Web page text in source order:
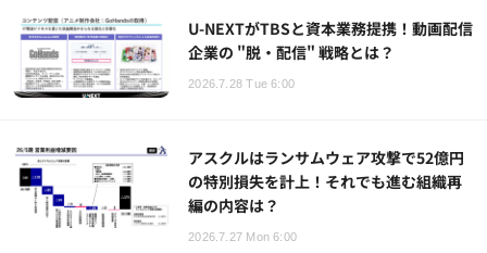
U-NEXTがTBSと資本業務提携！動画配信
企業の "脱・配信" 戦略とは？
2026.7.28 Tue 6:00
アスクルはランサムウェア攻撃で52億円
の特別損失を計上！それでも進む組織再
編の内容は？
2026.7.27 Mon 6:00